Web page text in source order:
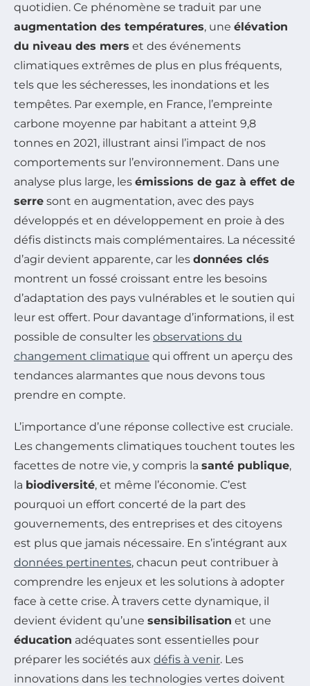
quotidien. Ce phénomène se traduit par une
augmentation des températures, une élévation
du niveau des mers et des événements
climatiques extrêmes de plus en plus fréquents,
tels que les sécheresses, les inondations et les
tempêtes. Par exemple, en France, l’empreinte
carbone moyenne par habitant a atteint 9,8
tonnes en 2021, illustrant ainsi l’impact de nos
comportements sur l’environnement. Dans une
analyse plus large, les émissions de gaz à effet de
serre sont en augmentation, avec des pays
développés et en développement en proie à des
défis distincts mais complémentaires. La nécessité
d’agir devient apparente, car les données clés
montrent un fossé croissant entre les besoins
d’adaptation des pays vulnérables et le soutien qui
leur est offert. Pour davantage d’informations, il est
possible de consulter les observations du
changement climatique qui offrent un aperçu des
tendances alarmantes que nous devons tous
prendre en compte.
L’importance d’une réponse collective est cruciale.
Les changements climatiques touchent toutes les
facettes de notre vie, y compris la santé publique,
la biodiversité, et même l’économie. C’est
pourquoi un effort concerté de la part des
gouvernements, des entreprises et des citoyens
est plus que jamais nécessaire. En s’intégrant aux
données pertinentes, chacun peut contribuer à
comprendre les enjeux et les solutions à adopter
face à cette crise. À travers cette dynamique, il
devient évident qu’une sensibilisation et une
éducation adéquates sont essentielles pour
préparer les sociétés aux défis à venir. Les
innovations dans les technologies vertes doivent